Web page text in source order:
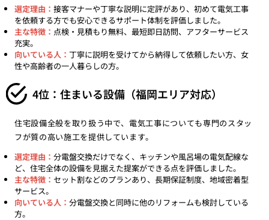
選定理由： 接客マナーや丁寧な説明に定評があり、初めて電気工事
を依頼する方でも安心できるサポート体制を評価しました。
主な特徴： 点検・見積もり無料、最短即日訪問、アフターサービス
充実。
向いている人： 丁寧に説明を受けてから納得して依頼したい方、女
性や高齢者の一人暮らしの方。
4位：住まいる設備（福岡エリア対応）
住宅設備全般を取り扱う中で、電気工事についても専門のスタッ
フが質の高い施工を提供しています。
選定理由： 分電盤交換だけでなく、キッチンや風呂場の電気配線な
ど、住宅全体の設備を見据えた提案ができる点を評価しました。
主な特徴： セット割などのプランあり、長期保証制度、地域密着型
サービス。
向いている人： 分電盤交換と同時に他のリフォームも検討している
方。